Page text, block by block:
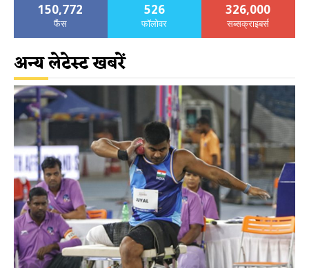
150,772
फैंस
526
फॉलोवर
326,000
सब्सक्राइबर्स
अन्य लेटेस्ट खबरें